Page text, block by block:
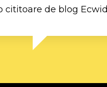
cititoare de blog Ecwid